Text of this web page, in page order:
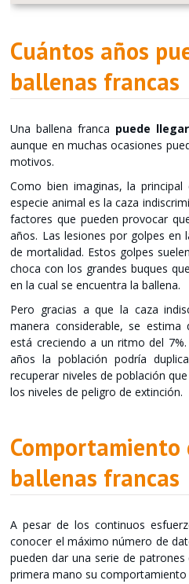
Cuántos años
ballenas francas
Una ballena franca puede
aunque en muchas ocasiones
motivos.
Como bien imaginas, la
especie animal es la caza
factores que pueden provocar
años. Las lesiones por golpes en
de mortalidad. Estos golpes
choca con los grandes buques
en la cual se encuentra la ballena.
Pero gracias a que la caza
manera considerable, se estima
está creciendo a un ritmo del
años la población podría
recuperar niveles de población
los niveles de peligro de extinción.
Comportamiento
ballenas francas
A pesar de los continuos
conocer el máximo número de
pueden dar una serie de
primera mano su comportamiento